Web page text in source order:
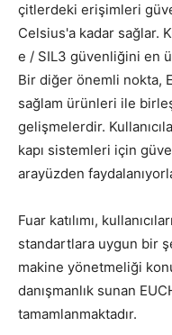
çitlerdeki erişimleri
Celsius'a kadar sağlar.
e / SIL3 güvenliğini en
Bir diğer önemli nokta,
sağlam ürünleri ile
gelişmelerdir.
kapı sistemleri için
arayüzden
Fuar katılımı,
standartlara uygun bir
makine yönetmeliği
danışmanlık sunan
tamamlanmaktadır.